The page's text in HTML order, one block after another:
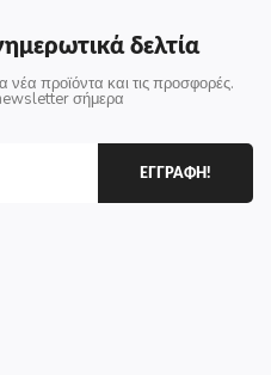
δελτία
νέα προϊόντα και τις προσφορές.
σήμερα
ΕΓΓΡΑΦΗ!